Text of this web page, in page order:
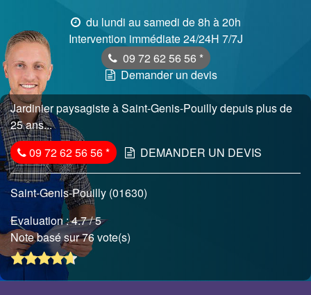
du lundi au samedi de 8h à 20h
Intervention immédiate 24/24H 7/7J
09 72 62 56 56 *
Demander un devis
Jardinier paysagiste à Saint-Genis-Pouilly depuis plus de
25 ans...
09 72 62 56 56* DEMANDER UN DEVIS
Saint-Genis-Pouilly (01630)
Evaluation :4.7/ 5
Note basé sur 76 vote(s)